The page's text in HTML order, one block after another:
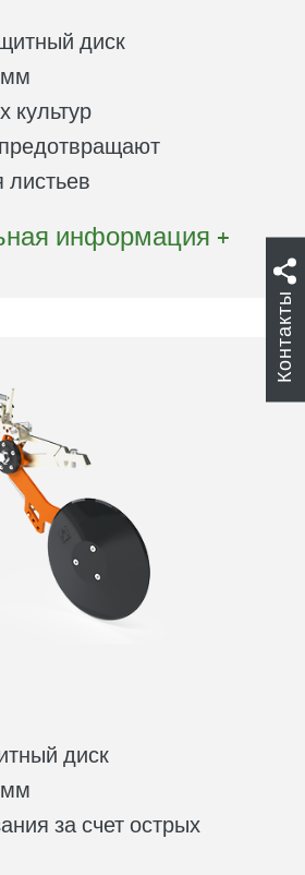
диск
мм
культур
листьев
от транспортного
информация +
диск
мм
за счет острых
Контакты